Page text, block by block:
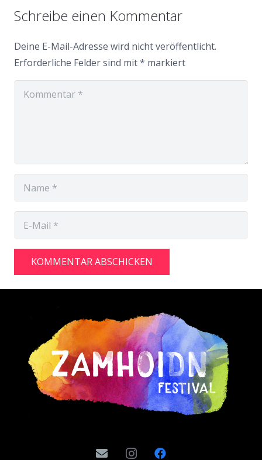
Schreibe einen Kommentar
Deine E-Mail-Adresse wird nicht veröffentlicht.
Erforderliche Felder sind mit* markiert
KOMMENTAR ABSCHICKEN